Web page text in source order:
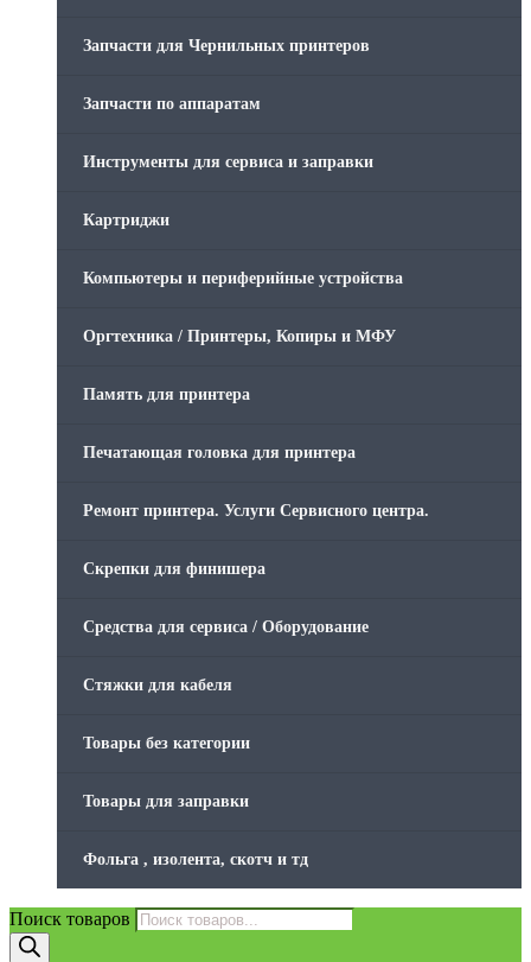
Запчасти для Чернильных принтеров
Запчасти по аппаратам
Инструменты для сервиса и заправки
Картриджи
Компьютеры и периферийные устройства
Оргтехника / Принтеры, Копиры и МФУ
Память для принтера
Печатающая головка для принтера
Ремонт принтера. Услуги Сервисного центра.
Скрепки для финишера
Средства для сервиса / Оборудование
Стяжки для кабеля
Товары без категории
Товары для заправки
Фольга , изолента, скотч и тд
Поиск товаров